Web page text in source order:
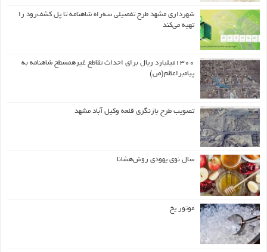
شهرداری مشهد طرح تفصیلی سه‌راه شاهنامه تا پل کشف‌رود را
تهیه می‌کند
۱۳۰۰میلیارد ریال برای احداث تقاطع غیرهمسطح شاهنامه به
پیامبراعظم(ص)
تصویب طرح بازنگری قلعه وکیل آباد مشهد
سال نوی یهودی روش‌هشانا
موتور یخ